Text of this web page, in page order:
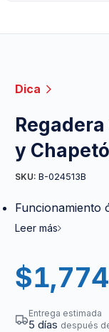
Dica
y
SKU: B-024513B
Funcionamiento
Leer más
$1,774
Entrega estimada
5 días después